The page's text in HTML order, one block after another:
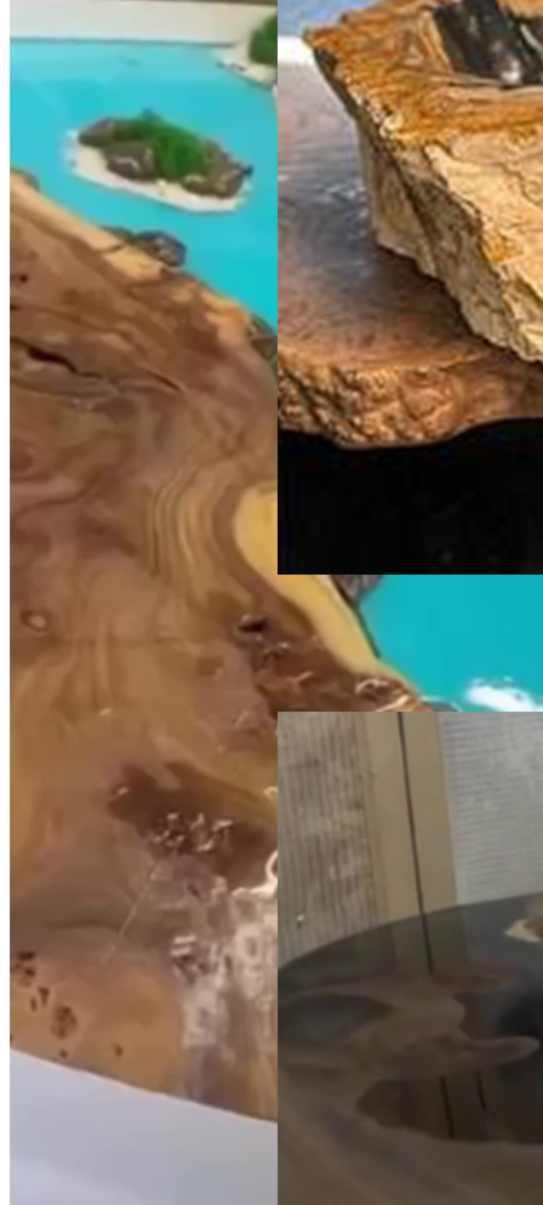
по запросу
Раковина и набор для ванной
комнаты из окаменелого
дерева